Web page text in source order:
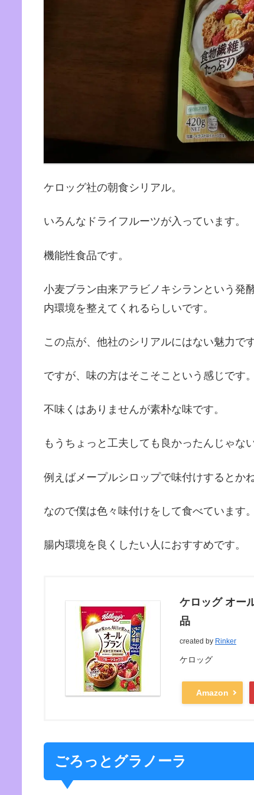
ケロッグ社の朝食シリアル。
いろんなドライフルーツが入っています。
機能性食品です。
小麦ブラン由来アラビノキシランという発
内環境を整えてくれるらしいです。
この点が、他社のシリアルにはない魅力です
ですが、味の方はそこそこという感じです。
不味くはありませんが素朴な味です。
もうちょっと工夫しても良かったんじゃな
例えばメープルシロップで味付けするとかね
なので僕は色々味付けをして食べています。
腸内環境を良くしたい人におすすめです。
ケロッグ オー
品
created by Rinker
ケロッグ
Amazon
ごろっとグラノーラ